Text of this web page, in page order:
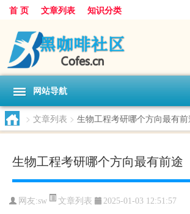
首 页 文章列表 知识分类
网站导航
> 文章列表 > 生物工程考研哪个方向最有前
生物工程考研哪个方向最有前途
网友:sw 文章列表 2025-01-03 12:51:57